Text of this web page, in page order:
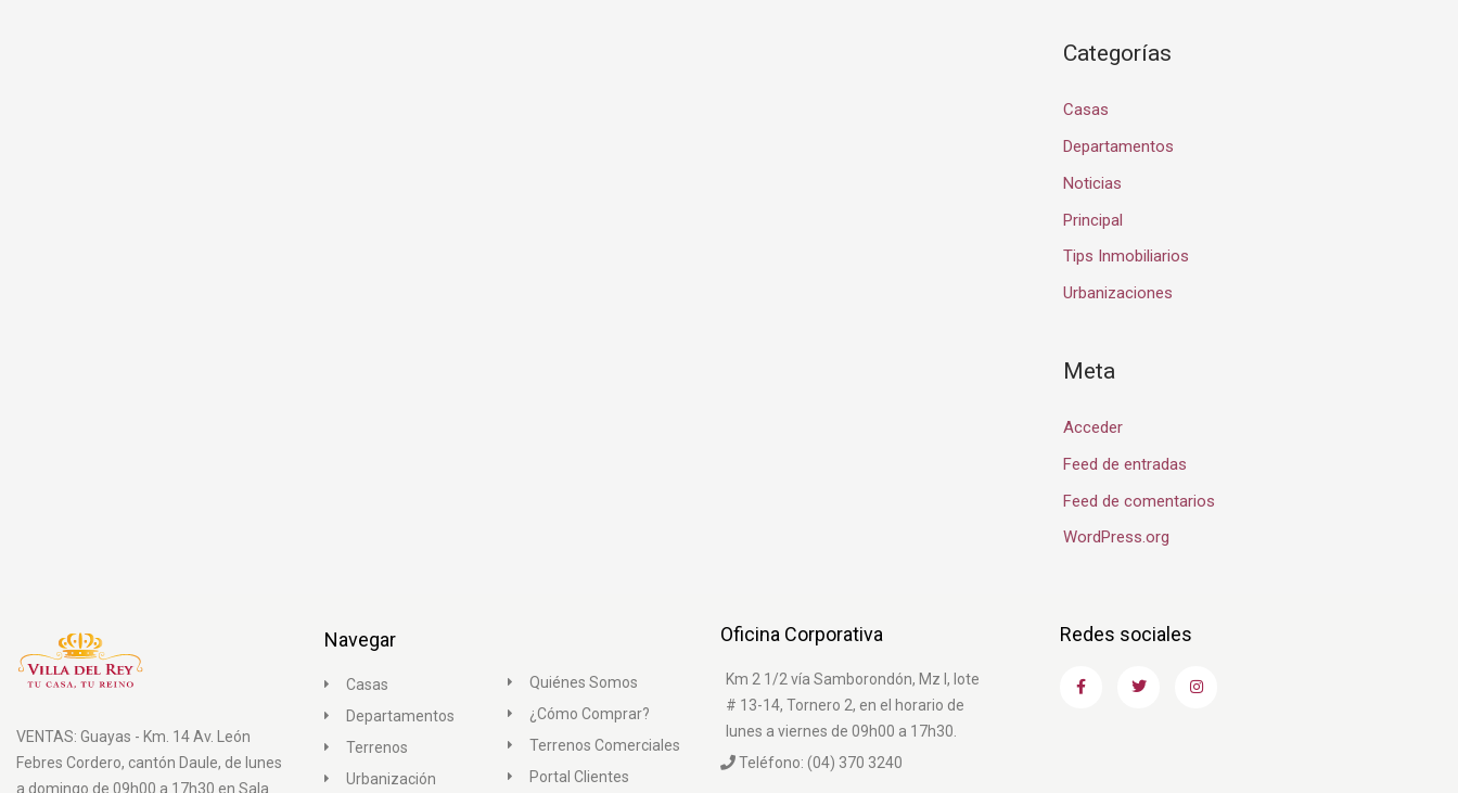
Categorías
Casas
Departamentos
Noticias
Principal
Tips Inmobiliarios
Urbanizaciones
Meta
Acceder
Feed de entradas
Feed de comentarios
WordPress.org
VENTAS: Guayas - Km. 14 Av. León
Febres Cordero, cantón Daule, de lunes
a domingo de 09h00 a 17h30 en Sala
Navegar
Casas
Departamentos
Terrenos
Urbanización
Quiénes Somos
¿Cómo Comprar?
Terrenos Comerciales
Portal Clientes
Oficina Corporativa
Km 2 1/2 vía Samborondón, Mz I, lote
# 13-14, Tornero 2, en el horario de
lunes a viernes de 09h00 a 17h30.
Teléfono: (04) 370 3240
Redes sociales
a
w
n